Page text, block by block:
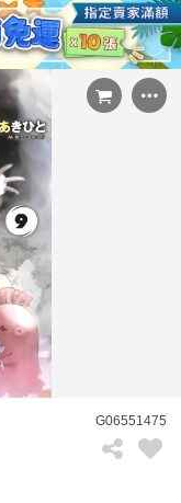
G06551475